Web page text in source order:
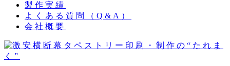
製作実績
よくある質問（Q&A）
会社概要